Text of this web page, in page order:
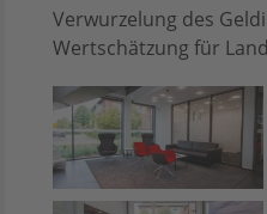
Verwurzelung des
Wertschätzung für